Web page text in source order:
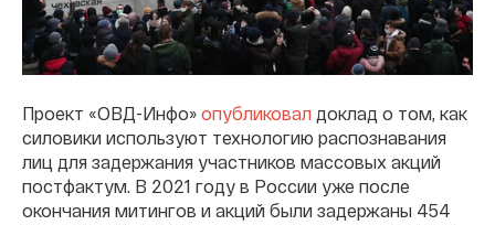
Проект «ОВД-Инфо» опубликовал доклад о том, как
силовики используют технологию распознавания
лиц для задержания участников массовых акций
постфактум. В 2021 году в России уже после
окончания митингов и акций были задержаны 454